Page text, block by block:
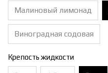
Малиновый лимонад
Виноградная содовая
Крепость жидкости